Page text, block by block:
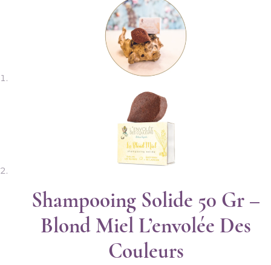
Shampooing Solide 50 Gr –
Blond Miel L’envolée Des
Couleurs